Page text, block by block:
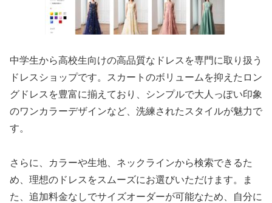
中学生から高校生向けの高品質なドレスを専門に取り扱う
ドレスショップです。スカートのボリュームを抑えたロン
グドレスを豊富に揃えており、シンプルで大人っぽい印象
のワンカラーデザインなど、洗練されたスタイルが魅力で
す。
さらに、カラーや生地、ネックラインから検索できるた
め、理想のドレスをスムーズにお選びいただけます。ま
た、追加料金なしでサイズオーダーが可能なため、自分に